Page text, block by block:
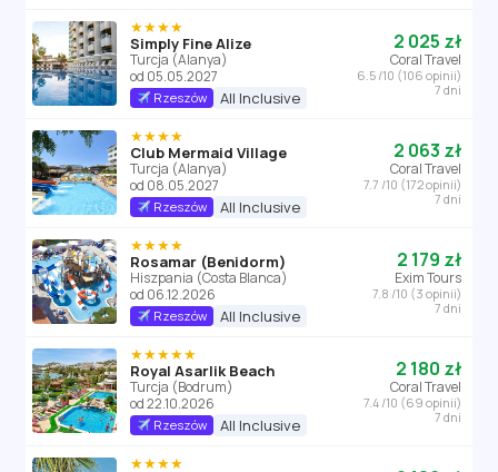
★★★★
Simply Fine Alize
Turcja (Alanya)
od 05.05.2027
Rzeszów All Inclusive
2 025 zł
Coral Travel
6.5 /10 (106 opinii)
7 dni
★★★★
Club Mermaid Village
Turcja (Alanya)
od 08.05.2027
Rzeszów All Inclusive
2 063 zł
Coral Travel
7.7 /10 (172 opinii)
7 dni
★★★★
Rosamar (Benidorm)
Hiszpania (Costa Blanca)
od 06.12.2026
Rzeszów All Inclusive
2 179 zł
Exim Tours
7.8 /10 (3 opinii)
7 dni
★★★★★
Royal Asarlik Beach
Turcja (Bodrum)
od 22.10.2026
Rzeszów All Inclusive
2 180 zł
Coral Travel
7.4 /10 (69 opinii)
7 dni
★★★★